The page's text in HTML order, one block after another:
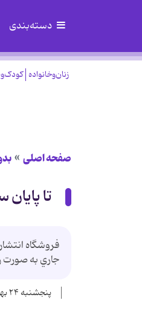
دسته‌بندی
زنان‌وخانواده
صفحه اصلی
تا
فروشگاه
جاري به
پنجشنبه ۲۴ بهمن ۱۳۸۷ - ۰۰:۰۰